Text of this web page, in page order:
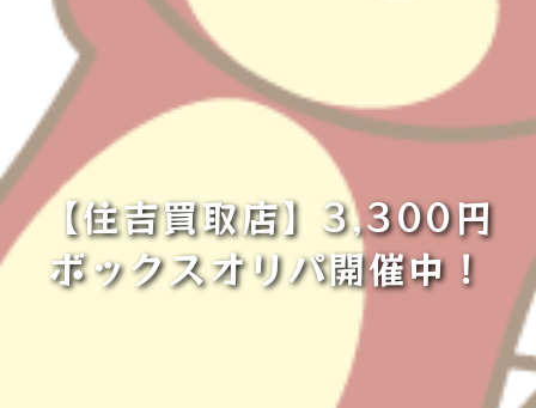
【住吉買取店】3,300円
ボックスオリパ開催中！